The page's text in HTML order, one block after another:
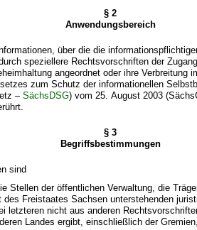
§ 2
Anwendungsbereich
über die die
speziellere Rechtsvorschriften der
angeordnet oder ihre Verbreitung
zum Schutz der informationellen
–SächsDSG) vom 25. August 2003
§ 3
Begriffsbestimmungen
sind
Stellen der öffentlichen Verwaltung, die
des Freistaates Sachsen unterstehenden
letzteren nicht aus anderen
Landes ergibt, einschließlich der